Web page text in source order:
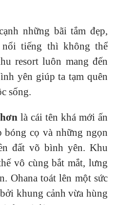
những bãi tắm đẹp,
nổi tiếng thì không thể
resort luôn mang đến
yên giúp ta tạm quên
sống.
là cái tên khá mới ấn
cọ và những ngọn
đất võ bình yên. Khu
vô cùng bắt mắt, lưng
Ohana toát lên một sức
khung cảnh vừa hùng